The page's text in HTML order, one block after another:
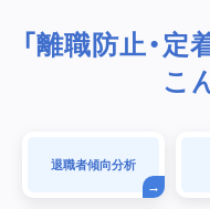
「離職防止・定
こ
退職者傾向分析